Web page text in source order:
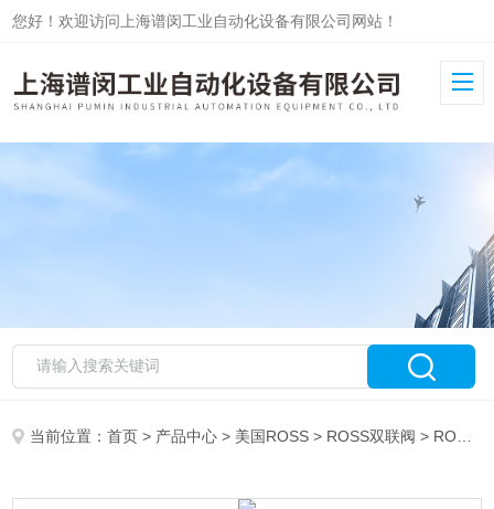
您好！欢迎访问上海谱闵工业自动化设备有限公司网站！
当前位置：首页 > 产品中心 > 美国ROSS > ROSS双联阀 > ROSS电磁阀D1968B2007系列产品资料